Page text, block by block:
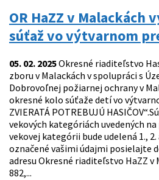
OR HaZZ v Malackách
súťaž vo výtvarnom
05. 02. 2025Okresné riaditeľstvo
zboru v Malackách v spolupráci s
Dobrovoľnej požiarnej ochrany v
okresné kolo súťaže detí vo
ZVIERATÁ POTREBUJÚ
vekových kategóriách uvedených
vekovej kategórii bude udelená 1., 2.
označené vašimi údajmi posielajte
adresu Okresné riaditeľstvo HaZZ v
882,...